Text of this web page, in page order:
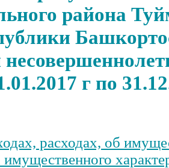
района
г по
расходах, об
имущественного